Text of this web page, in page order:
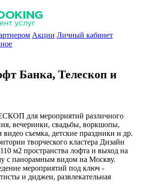
Акции Личный кабинет
Банка, Телескоп и
для мероприятий различного
вечеринки, свадьбы, воркшопы,
видео съемка, детские праздники и др.
творческого кластера Дизайн
м2 пространства лофта и выход на
с панорамным видом на Москву.
мероприятий под ключ -
и диджеи, развлекательная